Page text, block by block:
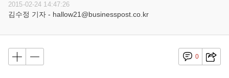
2015-02-24 14:47:26
김수정 기자 - hallow21@businesspost.co.kr
0